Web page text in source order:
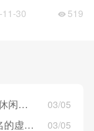
30 519
受！ 03/05
之旅 03/05